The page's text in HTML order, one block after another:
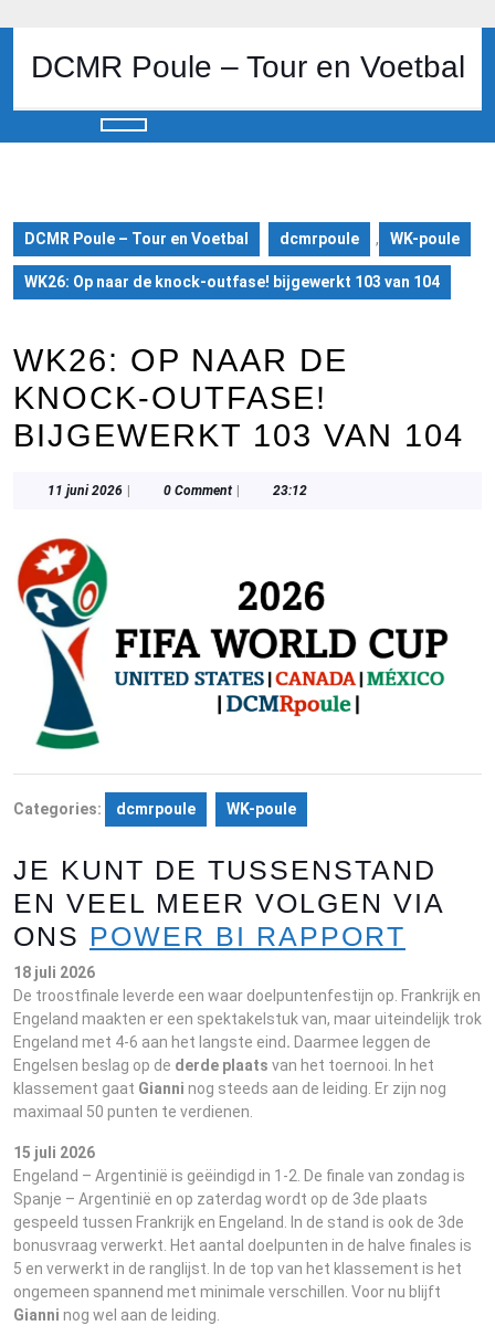
to
contentDCMR Poule – Tour en Voetbal
Button
DCMR Poule – Tour en Voetbal dcmrpoule , WK-poule
WK26: Op naar de knock-outfase! bijgewerkt 103 van 104
WK26: OP NAAR DE
KNOCK-OUTFASE!
BIJGEWERKT 103 VAN 104
11 juni 202611
0 Comment 23:12
Categories: dcmrpoule WK-poule
JE KUNT DE TUSSENSTAND
EN VEEL MEER VOLGEN VIA
ONS POWER BI RAPPORT
18 juli 2026
De troostfinale leverde een waar doelpuntenfestijn op. Frankrijk en
Engeland maakten er een spektakelstuk van, maar uiteindelijk trok
Engeland met 4-6 aan het langste eind. Daarmee leggen de
Engelsen beslag op de derde plaats van het toernooi. In het
klassement gaat Gianni nog steeds aan de leiding. Er zijn nog
maximaal 50 punten te verdienen.
15 juli 2026
Engeland – Argentinië is geëindigd in 1-2. De finale van zondag is
Spanje – Argentinië en op zaterdag wordt op de 3de plaats
gespeeld tussen Frankrijk en Engeland. In de stand is ook de 3de
bonusvraag verwerkt. Het aantal doelpunten in de halve finales is
5 en verwerkt in de ranglijst. In de top van het klassement is het
ongemeen spannend met minimale verschillen. Voor nu blijft
Gianni nog wel aan de leiding.